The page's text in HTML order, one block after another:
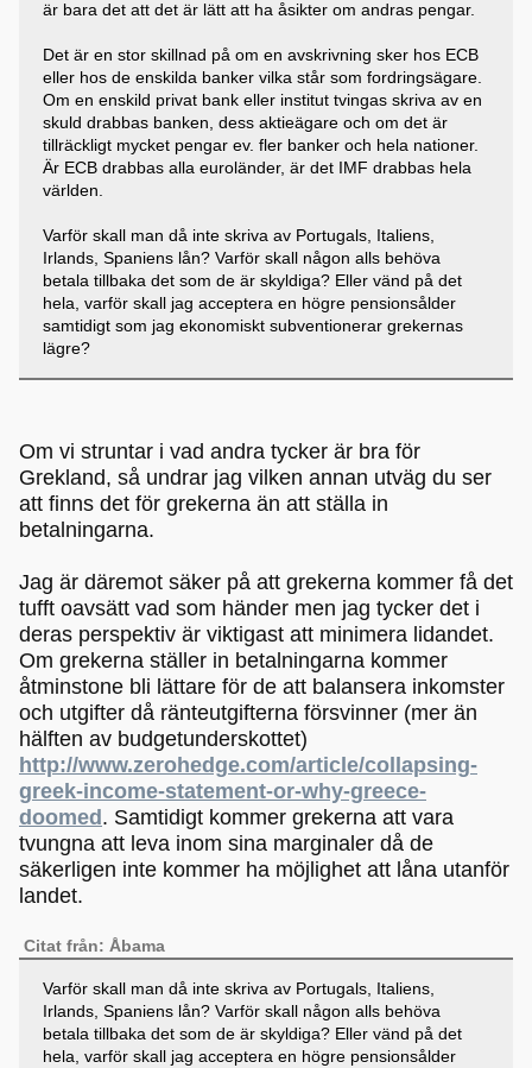
är bara det att det är lätt att ha åsikter om andras pengar.
Det är en stor skillnad på om en avskrivning sker hos ECB
eller hos de enskilda banker vilka står som fordringsägare.
Om en enskild privat bank eller institut tvingas skriva av en
skuld drabbas banken, dess aktieägare och om det är
tillräckligt mycket pengar ev. fler banker och hela nationer.
Är ECB drabbas alla euroländer, är det IMF drabbas hela
världen.
Varför skall man då inte skriva av Portugals, Italiens,
Irlands, Spaniens lån? Varför skall någon alls behöva
betala tillbaka det som de är skyldiga? Eller vänd på det
hela, varför skall jag acceptera en högre pensionsålder
samtidigt som jag ekonomiskt subventionerar grekernas
lägre?
Om vi struntar i vad andra tycker är bra för
Grekland, så undrar jag vilken annan utväg du ser
att finns det för grekerna än att ställa in
betalningarna.
Jag är däremot säker på att grekerna kommer få det
tufft oavsätt vad som händer men jag tycker det i
deras perspektiv är viktigast att minimera lidandet.
Om grekerna ställer in betalningarna kommer
åtminstone bli lättare för de att balansera inkomster
och utgifter då ränteutgifterna försvinner (mer än
hälften av budgetunderskottet)
http://www.zerohedge.com/article/collapsing-
greek-income-statement-or-why-greece-
doomed. Samtidigt kommer grekerna att vara
tvungna att leva inom sina marginaler då de
säkerligen inte kommer ha möjlighet att låna utanför
landet.
Citat från: Åbama
Varför skall man då inte skriva av Portugals, Italiens,
Irlands, Spaniens lån? Varför skall någon alls behöva
betala tillbaka det som de är skyldiga? Eller vänd på det
hela, varför skall jag acceptera en högre pensionsålder